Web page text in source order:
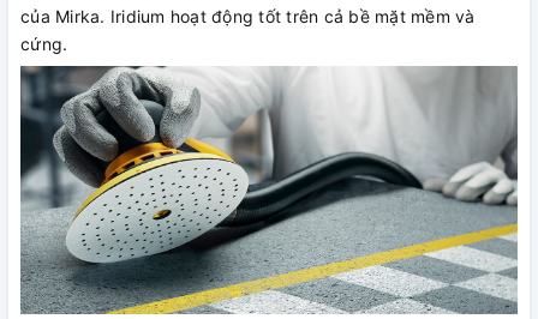
của Mirka. Iridium hoạt động tốt trên cả bề mặt mềm và
cứng.